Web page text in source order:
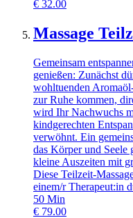
€ 32.00
Massage
Gemeinsam
genießen: Zunächst
wohltuenden
zur Ruhe kommen,
wird Ihr Nachwuchs
kindgerechten
verwöhnt. Ein
das Körper und
kleine Auszeiten mit
Diese Teilzeit-
einem/r Therapeut:in
50 Min
€ 79.00